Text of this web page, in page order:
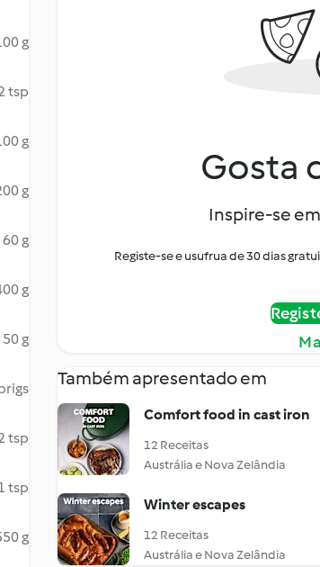
g
tsp
g
g
60 g
g
50 g
tsp
tsp
g
Gosta
Inspire-se
Registe-se e usufrua de 30 dias
Também apresentado em
Comfort food in cast iron
12 Receitas
Austrália e Nova Zelândia
Winter escapes
12 Receitas
Austrália e Nova Zelândia